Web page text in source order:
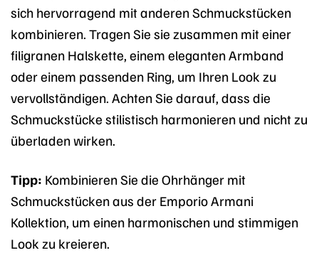
sich hervorragend mit anderen Schmuckstücken
kombinieren. Tragen Sie sie zusammen mit einer
filigranen Halskette, einem eleganten Armband
oder einem passenden Ring, um Ihren Look zu
vervollständigen. Achten Sie darauf, dass die
Schmuckstücke stilistisch harmonieren und nicht zu
überladen wirken.
Tipp: Kombinieren Sie die Ohrhänger mit
Schmuckstücken aus der Emporio Armani
Kollektion, um einen harmonischen und stimmigen
Look zu kreieren.